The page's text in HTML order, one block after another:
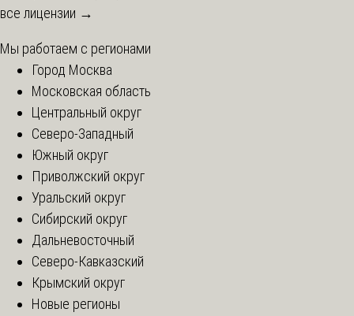
все лицензии →
Мы работаем с регионами
Город Москва
Московская область
Центральный округ
Северо-Западный
Южный округ
Приволжский округ
Уральский округ
Сибирский округ
Дальневосточный
Северо-Кавказский
Крымский округ
Новые регионы